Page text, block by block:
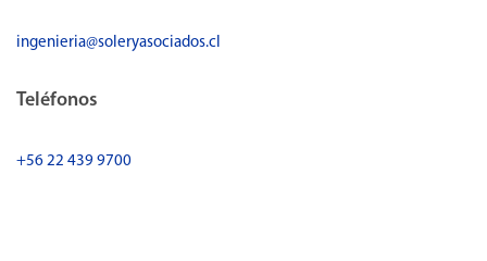
ingenieria@soleryasociados.cl
Teléfonos
+56 22 439 9700